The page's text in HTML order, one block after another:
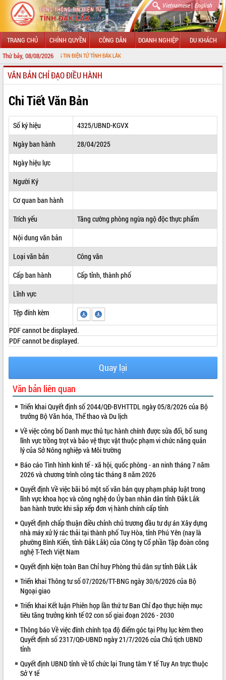
Vietnamese| English
TRANG CHỦ CHÍNH QUYỀN CÔNG DÂN DOANH NGHIỆP DU KHÁCH
Thứ bảy, 08/08/2026
CỔNG THÔNG TIN ĐIỆN TỬ TỈNH ĐẮK LẮK
GIỚI THIỆU
LÃNH ĐẠO UBND TỈNH
TIN TỨC SỰ KIỆN
SỞ, BAN, NGÀNH
THÔNG TIN CHỈ ĐẠO ĐIỀU HÀNH
HỆ THỐNG VĂN BẢN
VĂN BẢN HĐND TỈNH
ĐIỂM TIN VĂN BẢN
QUY HOẠCH - KẾ HOẠCH
VIDEO
Khám bệnh, cấp phát thuốc miễn phí
và tặng quà người dân xã Cư Pui
Hội nghị UBND tỉnh Đắk Lắk thường kỳ
tháng 7/2026
Lễ truy tặng danh hiệu “Bà Mẹ Việt
Lao động
UBND tỉnh Đắk Lắk triển khai nhiệm
Kỳ họp thứ Hai, Hội đồng nhân dân
ALBUM ẢNH
VĂN BẢN CHỈ ĐẠO ĐIỀU HÀNH
Chi Tiết Văn Bản
Số ký hiệu
4325/UBND-KGVX
Ngày ban hành
28/04/2025
Ngày hiệu lực
Người Ký
Cơ quan ban hành
Trích yếu
Tăng cường phòng ngừa ngộ độc thực phẩm
Nội dung văn bản
Loại văn bản
Công văn
Cấp ban hành
Cấp tỉnh, thành phố
Lĩnh vực
Tệp đính kèm
PDF cannot be displayed.
PDF cannot be displayed.
Quay lại
Văn bản liên quan
Triển khai Quyết định số 2044/QĐ-BVHTTDL ngày 05/8/2026 của Bộ
trưởng Bộ Văn hóa, Thể thao và Du lịch
Về việc công bố Danh mục thủ tục hành chính được sửa đổi, bổ sung
lĩnh vực trồng trọt và bảo vệ thực vật thuộc phạm vi chức năng quản
lý của Sở Nông nghiệp và Môi trường
Báo cáo Tình hình kinh tế - xã hội, quốc phòng - an ninh tháng 7 năm
2026 và chương trình công tác tháng 8 năm 2026
Quyết định Về việc bãi bỏ một số văn bản quy phạm pháp luật trong
lĩnh vực khoa học và công nghệ do Ủy ban nhân dân tỉnh Đắk Lắk
ban hành trước khi sắp xếp đơn vị hành chính cấp tỉnh
Quyết định chấp thuận điều chỉnh chủ trương đầu tư dự án Xây dựng
nhà máy xử lý rác thải tại thành phố Tuy Hòa, tỉnh Phú Yên (nay là
phường Bình Kiến, tỉnh Đắk Lắk) của Công ty Cổ phần Tập đoàn công
nghệ T-Tech Việt Nam
Quyết định kiện toàn Ban Chỉ huy Phòng thủ dân sự tỉnh Đắk Lắk
Triển khai Thông tư số 07/2026/TT-BNG ngày 30/6/2026 của Bộ
Ngoại giao
Triển khai Kết luận Phiên họp lần thứ tư Ban Chỉ đạo thực hiện mục
tiêu tăng trưởng kinh tế 02 con số giai đoạn 2026 - 2030
Thông báo Về việc đính chính tọa độ điểm góc tại Phụ lục kèm theo
Quyết định số 2317/QĐ-UBND ngày 21/7/2026 của Chủ tịch UBND
tỉnh
Quyết định UBND tỉnh về tổ chức lại Trung tâm Y tế Tuy An trực thuộc
Sở Y tế